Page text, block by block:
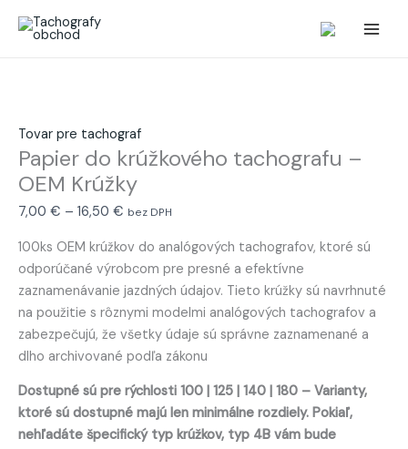
Tovar pre tachograf
Papier do krúžkového tachografu –
OEM Krúžky
7,00 € – 16,50 € bez DPH
100ks OEM krúžkov do analógových tachografov, ktoré sú
odporúčané výrobcom pre presné a efektívne
zaznamenávanie jazdných údajov. Tieto krúžky sú navrhnuté
na použitie s rôznymi modelmi analógových tachografov a
zabezpečujú, že všetky údaje sú správne zaznamenané a
dlho archivované podľa zákonu
Dostupné sú pre rýchlosti 100 | 125 | 140 | 180 – Varianty,
ktoré sú dostupné majú len minimálne rozdiely. Pokiaľ,
nehľadáte špecifický typ krúžkov, typ 4B vám bude
Papier
OEM
Krúžky